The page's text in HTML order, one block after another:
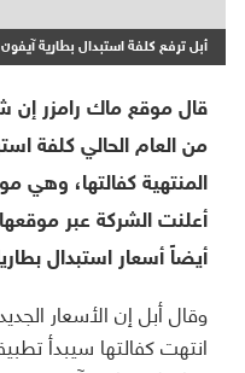
أبل ترفع كلفة استبدال بطارية آيفون
قال موقع ماك رامزر
من العام الحالي كلفة
أعلنت الشركة عبر
أيضاً أسعار استبدال
وقال أبل إن الأسعار